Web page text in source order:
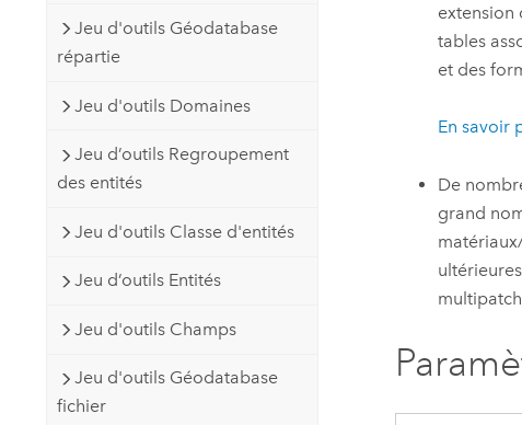
Jeu d'outils Géodatabase
répartie
Jeu d'outils Domaines
Jeu d’outils Regroupement
des entités
Jeu d'outils Classe d'entités
Jeu d’outils Entités
Jeu d'outils Champs
Jeu d'outils Géodatabase
fichier
extension
tables
et des
En savoir
De
grand